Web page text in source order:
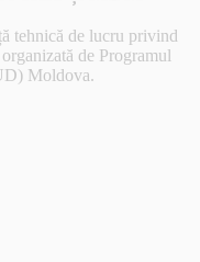
tehnică de lucru privind
de Programul
Moldova.